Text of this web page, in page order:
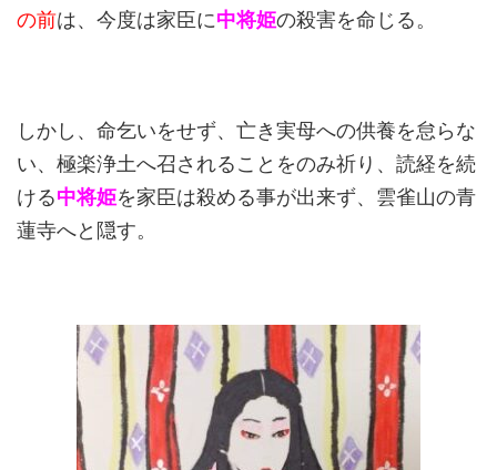
の前は、今度は家臣に中将姫の殺害を命じる。
しかし、命乞いをせず、亡き実母への供養を怠らな
い、極楽浄土へ召されることをのみ祈り、読経を続
ける中将姫を家臣は殺める事が出来ず、雲雀山の青
蓮寺へと隠す。